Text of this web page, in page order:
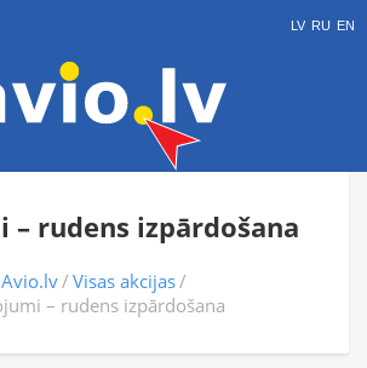
LV RU EN
– rudens izpārdošana
Avio.lv Visas akcijas
– rudens izpārdošana